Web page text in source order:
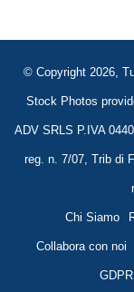
© Copyright 2026,
Stock Photos
ADV SRLS P.IVA
reg. n. 7/07, Trib di
Chi Siamo
Collabora con noi
GDPR